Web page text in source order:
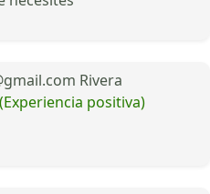
Rivera
positiva)